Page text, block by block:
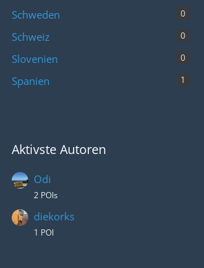
Schweden 0
Schweiz 0
Slovenien 0
Spanien 1
Aktivste Autoren
Odi
2 POIs
diekorks
1 POI